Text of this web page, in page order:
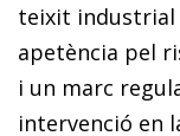
teixit industrial
apetència pel
i un marc
intervenció en